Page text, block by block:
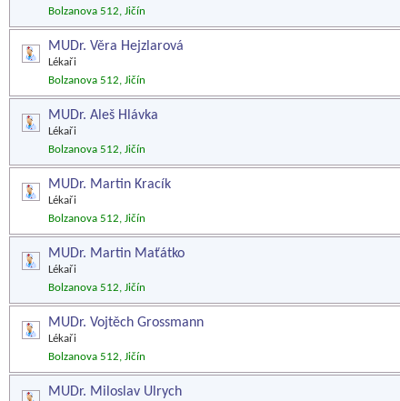
Bolzanova 512, Jičín
MUDr. Věra Hejzlarová
Lékaři
Bolzanova 512, Jičín
MUDr. Aleš Hlávka
Lékaři
Bolzanova 512, Jičín
MUDr. Martin Kracík
Lékaři
Bolzanova 512, Jičín
MUDr. Martin Maťátko
Lékaři
Bolzanova 512, Jičín
MUDr. Vojtěch Grossmann
Lékaři
Bolzanova 512, Jičín
MUDr. Miloslav Ulrych